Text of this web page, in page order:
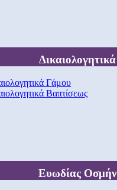
Δικαιολογητικά
Γάμου
Βαπτίσεως
Ευωδίας Οσμήν